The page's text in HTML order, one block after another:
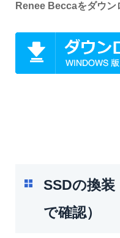
Renee Beccaをダウン
SSDの換装
で確認）